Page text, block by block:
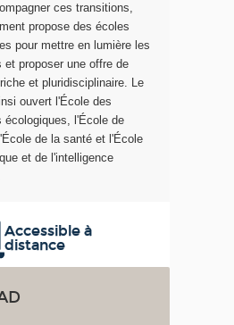
ces transitions,
propose des écoles
pour mettre en lumière les
et proposer une offre de
et pluridisciplinaire. Le
ouvert l'École des
écologiques, l'École de
de la santé et l'École
et de l'intelligence
Accessible à
distance